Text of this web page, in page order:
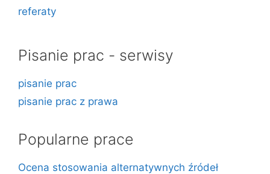
referaty
Pisanie prac - serwisy
pisanie prac
pisanie prac z prawa
Popularne prace
Ocena stosowania alternatywnych źródeł